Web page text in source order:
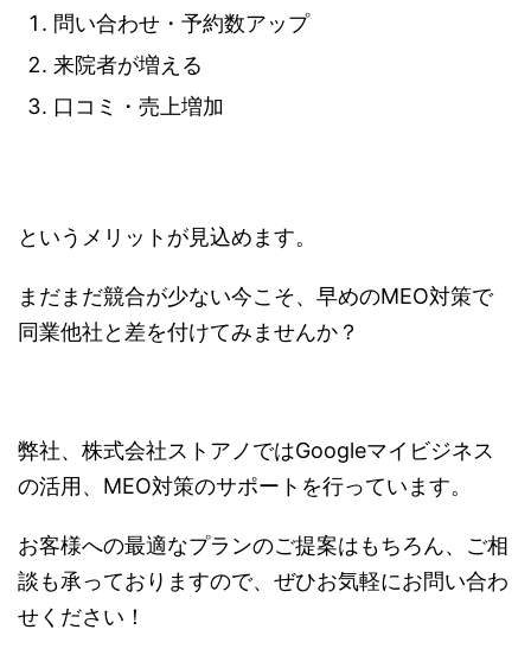
問い合わせ・予約数アップ
来院者が増える
口コミ・売上増加
というメリットが見込めます。
まだまだ競合が少ない今こそ、早めのMEO対策で
同業他社と差を付けてみませんか？
弊社、株式会社ストアノではGoogleマイビジネス
の活用、MEO対策のサポートを行っています。
お客様への最適なプランのご提案はもちろん、ご相
談も承っておりますので、ぜひお気軽にお問い合わ
せください！